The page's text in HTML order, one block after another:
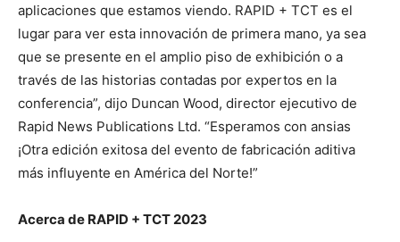
aplicaciones que estamos viendo. RAPID + TCT es el
lugar para ver esta innovación de primera mano, ya sea
que se presente en el amplio piso de exhibición o a
través de las historias contadas por expertos en la
conferencia”, dijo Duncan Wood, director ejecutivo de
Rapid News Publications Ltd. “Esperamos con ansias
¡Otra edición exitosa del evento de fabricación aditiva
más influyente en América del Norte!”
Acerca de RAPID + TCT 2023